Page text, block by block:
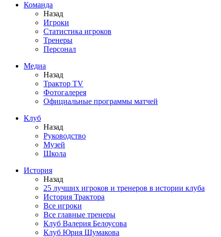
Команда
Назад
Игроки
Статистика игроков
Тренеры
Персонал
Медиа
Назад
Трактор TV
Фотогалерея
Официальные программы матчей
Клуб
Назад
Руководство
Музей
Школа
История
Назад
25 лучших игроков и тренеров в истории клуба
История Трактора
Все игроки
Все главные тренеры
Клуб Валерия Белоусова
Клуб Юрия Шумакова